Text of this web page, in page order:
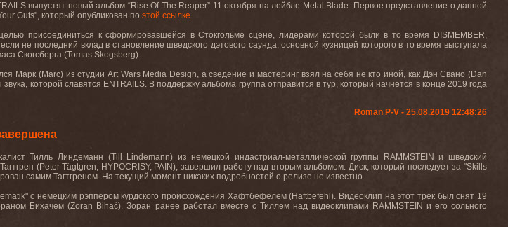
выпустят новый альбом “Rise Of The Reaper” 11 октября на лейбле Metal Blade. Первое представление о данной
Guts", который опубликован по этой ссылке.
присоединиться к сформировавшейся в Стокгольме сцене, лидерами которой были в то время DISMEMBER,
не последний вклад в становление шведского дэтового саунда, основной кузницей которого в то время выступала
Скогсберга (Tomas Skogsberg).
Марк (Marc) из студии Art Wars Media Design, а сведение и мастеринг взял на себя не кто иной, как Дэн Свано (Dan
которой славятся ENTRAILS. В поддержку альбома группа отправится в тур, который начнется в конце 2019 года
Roman P-V - 25.08.2019 12:48:26
Тилль Линдеманн (Till Lindemann) из немецкой индастриал-металлической группы RAMMSTEIN и шведский
(Peter Tägtgren, HYPOCRISY, PAIN), завершил работу над вторым альбомом. Диск, который последует за "Skills
самим Тагтгреном. На текущий момент никаких подробностей о релизе не известно.
с немецким рэппером курдского происхождения Хафтбефелем (Haftbefehl). Видеоклип на этот трек был снят 19
Бихачем (Zoran Bihać). Зоран ранее работал вместе с Тиллем над видеоклипами RAMMSTEIN и его сольного